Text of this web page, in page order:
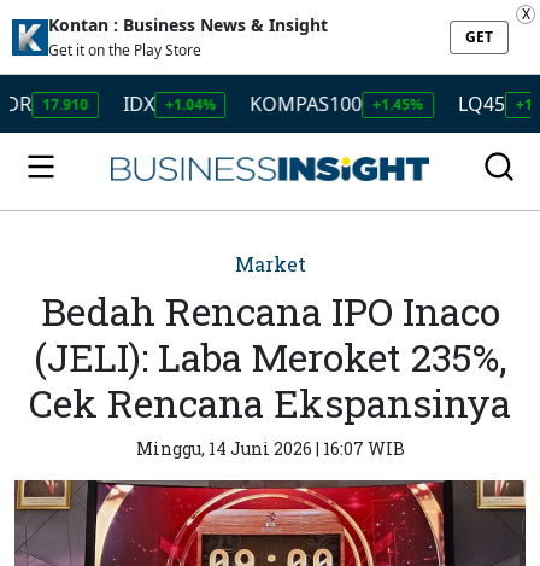
Kontan : Business News & Insight
Get it on the Play Store
GET
X
IDX +1.04% KOMPAS100 +1.45% LQ45 +1.50%
Market
Bedah Rencana IPO Inaco
(JELI): Laba Meroket 235%,
Cek Rencana Ekspansinya
Minggu, 14 Juni 2026 | 16:07 WIB